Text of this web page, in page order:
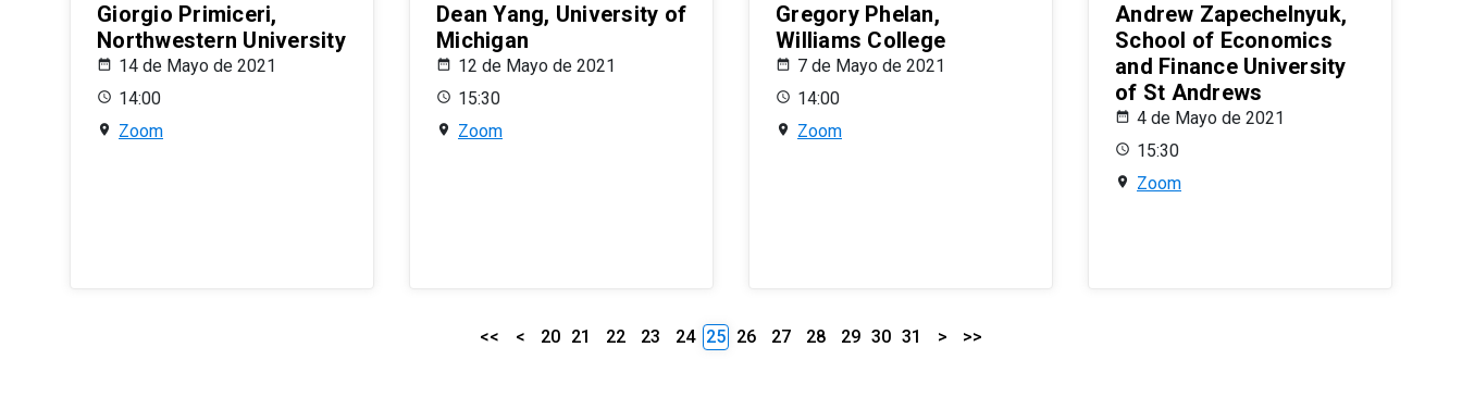
Giorgio Primiceri,
Northwestern University
14 de Mayo de 2021
14:00
Zoom
Dean Yang, University of
Michigan
12 de Mayo de 2021
15:30
Zoom
Gregory Phelan,
Williams College
7 de Mayo de 2021
14:00
Zoom
Andrew Zapechelnyuk,
School of Economics
and Finance University
of St Andrews
4 de Mayo de 2021
15:30
Zoom
<< < 20 21 22 23 24 25 26 27 28 29 30 31 > >>